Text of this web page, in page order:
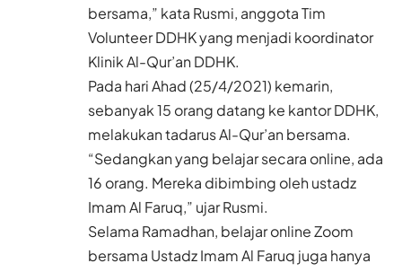
bersama,” kata Rusmi, anggota Tim
Volunteer DDHK yang menjadi koordinator
Klinik Al-Qur’an DDHK.
Pada hari Ahad (25/4/2021) kemarin,
sebanyak 15 orang datang ke kantor DDHK,
melakukan tadarus Al-Qur’an bersama.
“Sedangkan yang belajar secara online, ada
16 orang. Mereka dibimbing oleh ustadz
Imam Al Faruq,” ujar Rusmi.
Selama Ramadhan, belajar online Zoom
bersama Ustadz Imam Al Faruq juga hanya